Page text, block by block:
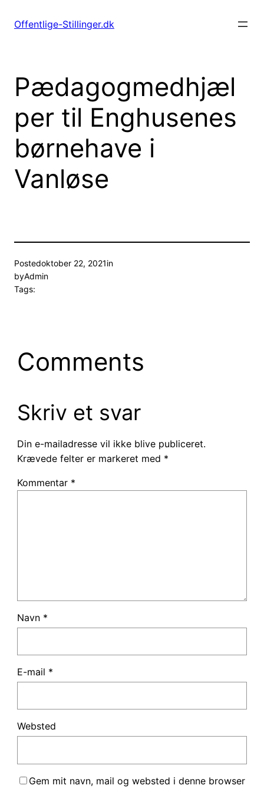
Offentlige-Stillinger.dk
Pædagogmedhjæl
per til Enghusenes
børnehave i
Vanløse
Postedoktober 22, 2021in
byAdmin
Tags:
Comments
Skriv et svar
Din e-mailadresse vil ikke blive publiceret.
Krævede felter er markeret med *
Kommentar *
Navn *
E-mail *
Websted
Gem mit navn, mail og websted i denne browser